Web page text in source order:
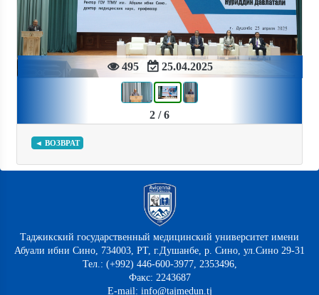
495 25.04.2025
2 / 6
◄ ВОЗВРАТ
Таджикский государственный медицинский университет имени
Абуали ибни Сино, 734003, РТ, г.Душанбе, р. Сино, ул.Сино 29-31
Тел.: (+992) 446-600-3977, 2353496,
Факс: 2243687
E-mail: info@tajmedun.tj